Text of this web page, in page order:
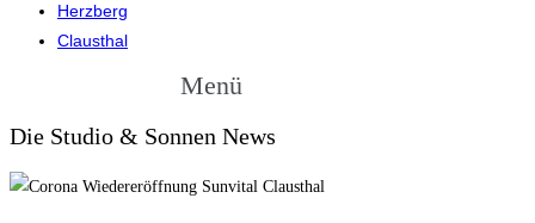
Herzberg
Clausthal
Menü
Die Studio & Sonnen News